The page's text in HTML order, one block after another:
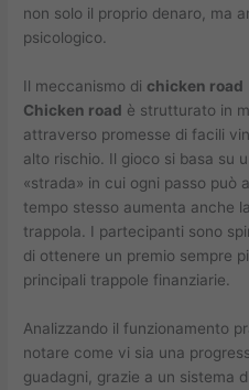
non solo il proprio denaro, ma
psicologico.
Il meccanismo di chicken road
Chicken road è strutturato in
attraverso promesse di facili
alto rischio. Il gioco si basa su
«strada» in cui ogni passo può
tempo stesso aumenta anche
trappola. I partecipanti sono
di ottenere un premio sempre
principali trappole finanziarie.
Analizzando il funzionamento
notare come vi sia una
guadagni, grazie a un sistema